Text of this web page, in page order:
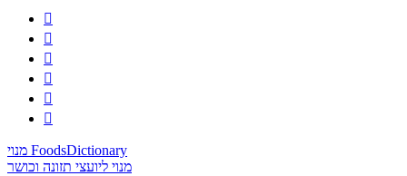






מנוי FoodsDictionary
מנוי ליועצי תזונה וכושר